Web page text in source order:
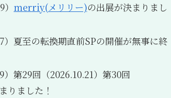
merriy(メリリー)の出展が決まりまし
）夏至の転換期直前SPの開催が無事に終
）第29回（2026.10.21）第30回
りました！